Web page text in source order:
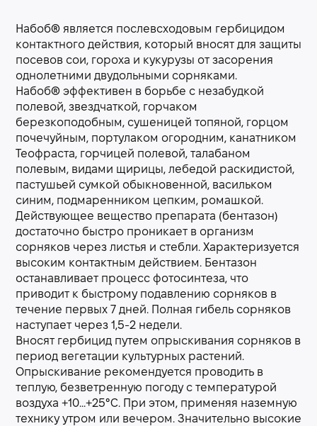
Набоб® является послевсходовым гербицидом
контактного действия, который вносят для защиты
посевов сои, гороха и кукурузы от засорения
однолетними двудольными сорняками.
Набоб® эффективен в борьбе с незабудкой
полевой, звездчаткой, горчаком
березкоподобным, сушеницей топяной, горцом
почечуйным, портулаком огородним, канатником
Теофраста, горчицей полевой, талабаном
полевым, видами щирицы, лебедой раскидистой,
пастушьей сумкой обыкновенной, васильком
синим, подмаренником цепким, ромашкой.
Действующее вещество препарата (бентазон)
достаточно быстро проникает в организм
сорняков через листья и стебли. Характеризуется
высоким контактным действием. Бентазон
останавливает процесс фотосинтеза, что
приводит к быстрому подавлению сорняков в
течение первых 7 дней. Полная гибель сорняков
наступает через 1,5-2 недели.
Вносят гербицид путем опрыскивания сорняков в
период вегетации культурных растений.
Опрыскивание рекомендуется проводить в
теплую, безветренную погоду с температурой
воздуха +10...+25°С. При этом, применяя наземную
технику утром или вечером. Значительно высокие